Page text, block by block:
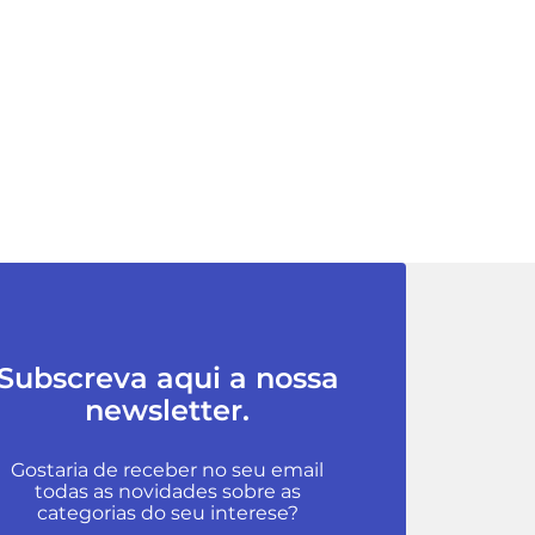
aqui a nossa
newsletter.
Gostaria de receber no seu email
todas as novidades sobre as
categorias do seu interese?